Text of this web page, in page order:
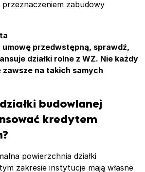
przeznaczeniem zabudowy
umowę przedwstępną, sprawdź,
działki rolne z WZ. Nie każdy
zawsze na takich samych
budowlanej
kredytem
powierzchnia działki
zakresie instytucje mają własne